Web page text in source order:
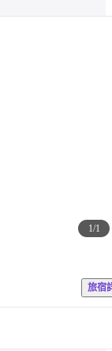
1/1
旅宿